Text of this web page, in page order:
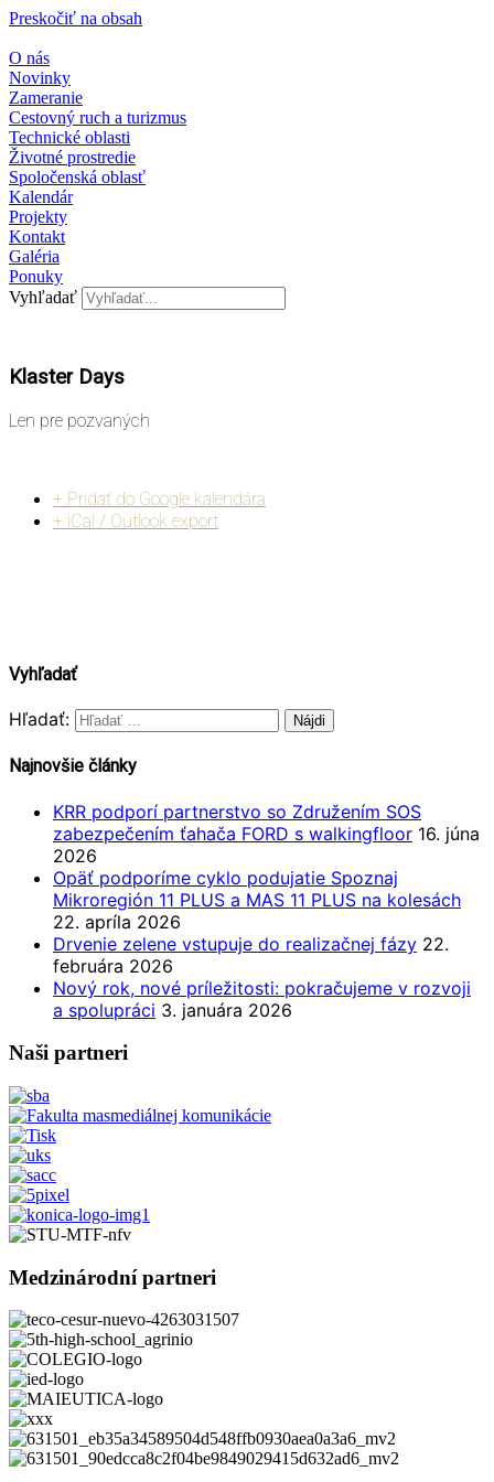
Preskočiť na obsah
O nás
Novinky
Zameranie
Cestovný ruch a turizmus
Technické oblasti
Životné prostredie
Spoločenská oblasť
Kalendár
Projekty
Kontakt
Galéria
Ponuky
Vyhľadať
Klaster Days
Len pre pozvaných
+ Pridať do Google kalendára
+ iCal / Outlook export
Vyhľadať
Hľadať:
Najnovšie články
KRR podporí partnerstvo so Združením SOS
zabezpečením ťahača FORD s walkingfloor 16. júna
2026
Opäť podporíme cyklo podujatie Spoznaj
Mikroregión 11 PLUS a MAS 11 PLUS na kolesách
22. apríla 2026
Drvenie zelene vstupuje do realizačnej fázy 22.
februára 2026
Nový rok, nové príležitosti: pokračujeme v rozvoji
a spolupráci 3. januára 2026
Naši partneri
Medzinárodní partneri